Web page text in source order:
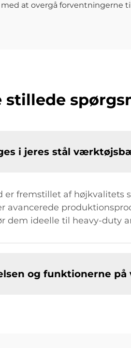
at overgå forventningerne
stillede
i jeres stål
er fremstillet af højkvalitets
avancerede
dem ideelle til heavy-duty
og funktionerne